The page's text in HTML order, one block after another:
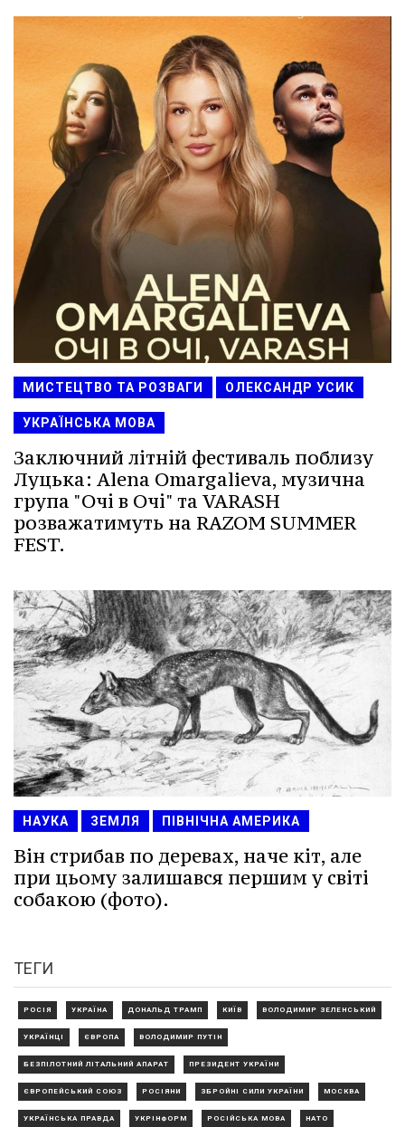
МИСТЕЦТВО ТА РОЗВАГИ ОЛЕКСАНДР УСИК
УКРАЇНСЬКА МОВА
Заключний літній фестиваль поблизу
Луцька: Alena Omargalieva, музична
група "Очі в Очі" та VARASH
розважатимуть на RAZOM SUMMER
FEST.
НАУКА ЗЕМЛЯ ПІВНІЧНА АМЕРИКА
Він стрибав по деревах, наче кіт, але
при цьому залишався першим у світі
собакою (фото).
ТЕГИ
РОСІЯ УКРАЇНА ДОНАЛЬД ТРАМП КИЇВ ВОЛОДИМИР ЗЕЛЕНСЬКИЙ
УКРАЇНЦІ ЄВРОПА ВОЛОДИМИР ПУТІН
БЕЗПІЛОТНИЙ ЛІТАЛЬНИЙ АПАРАТ ПРЕЗИДЕНТ УКРАЇНИ
ЄВРОПЕЙСЬКИЙ СОЮЗ РОСІЯНИ ЗБРОЙНІ СИЛИ УКРАЇНИ МОСКВА
УКРАЇНСЬКА ПРАВДА УКРІНФОРМ РОСІЙСЬКА МОВА НАТО